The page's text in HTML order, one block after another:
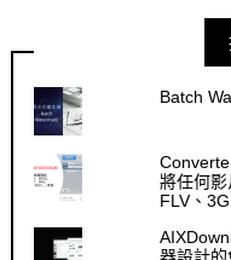
Batch
將任何影
FLV、